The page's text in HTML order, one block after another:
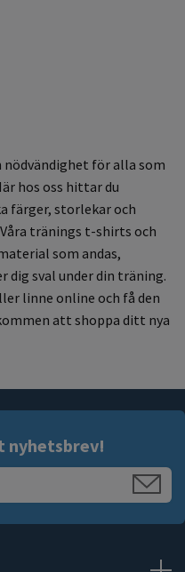
för alla som
hos oss hittar du
färger, storlekar och
tränings t-shirts och
som andas,
sval under din träning.
linne online och få den
att shoppa ditt nya
nyhetsbrev!